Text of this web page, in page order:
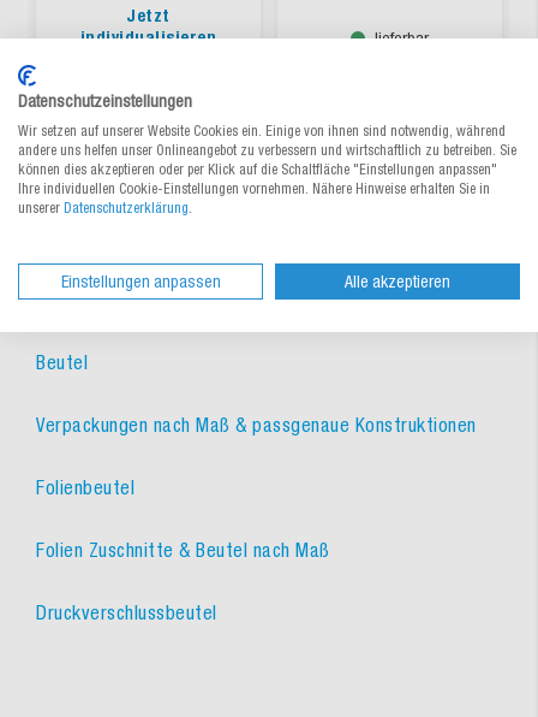
Jetzt
individualisieren
lieferbar
Individuelle Verpackungen
Beutel
Verpackungen nach Maß & passgenaue Konstruktionen
Folienbeutel
Folien Zuschnitte & Beutel nach Maß
Druckverschlussbeutel
Datenschutzeinstellungen
Wir setzen auf unserer Website Cookies ein. Einige von ihnen sind notwendig, während
andere uns helfen unser Onlineangebot zu verbessern und wirtschaftlich zu betreiben. Sie
können dies akzeptieren oder per Klick auf die Schaltfläche "Einstellungen anpassen"
Ihre individuellen Cookie-Einstellungen vornehmen. Nähere Hinweise erhalten Sie in
unserer Datenschutzerklärung.
Einstellungen anpassen Alle akzeptieren